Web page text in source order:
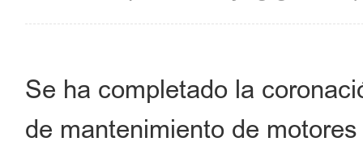
Se ha completado la
de mantenimiento de